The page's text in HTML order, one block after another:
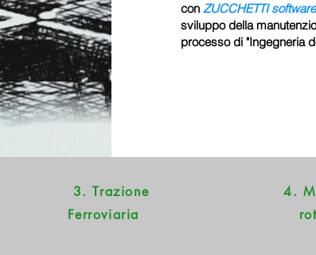
con ZUCCHETTI software
sviluppo della
processo di "Ingegneria
3. Trazione
Ferroviaria
4.